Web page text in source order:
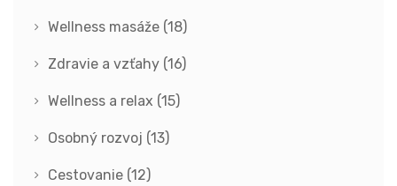
Wellness masáže (18)
Zdravie a vzťahy (16)
Wellness a relax (15)
Osobný rozvoj (13)
Cestovanie (12)